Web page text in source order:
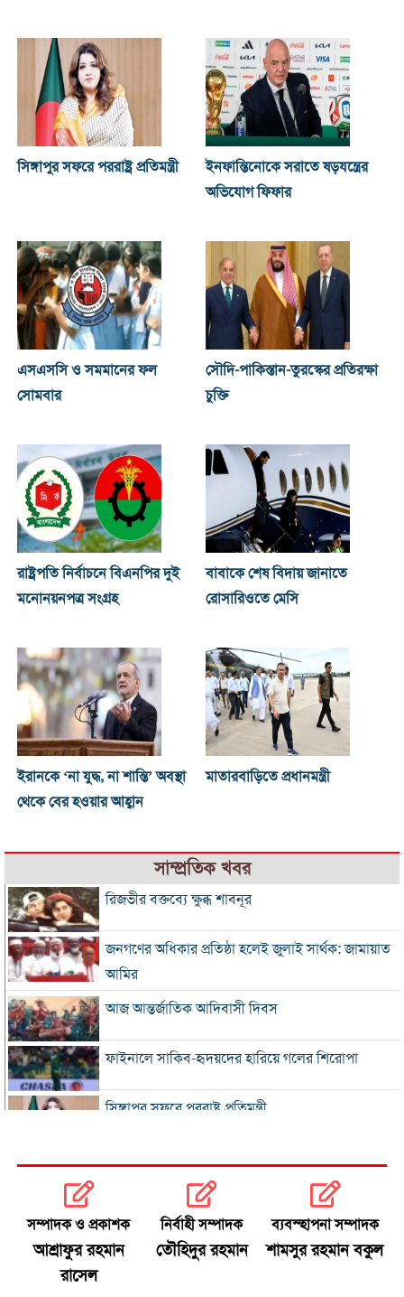
সিঙ্গাপুর সফরে পররাষ্ট্র প্রতিমন্ত্রী
ইনফান্তিনোকে সরাতে ষড়যন্ত্রের
অভিযোগ ফিফার
এসএসসি ও সমমানের ফল
সোমবার
সৌদি-পাকিস্তান-তুরস্কের প্রতিরক্ষা
চুক্তি
রাষ্ট্রপতি নির্বাচনে বিএনপির দুই
মনোনয়নপত্র সংগ্রহ
বাবাকে শেষ বিদায় জানাতে
রোসারিওতে মেসি
ইরানকে ‘না যুদ্ধ, না শান্তি’ অবস্থা
থেকে বের হওয়ার আহ্বান
মাতারবাড়িতে প্রধানমন্ত্রী
সাম্প্রতিক খবর
রিজভীর বক্তব্যে ক্ষুব্ধ শাবনূর
জনগণের অধিকার প্রতিষ্ঠা হলেই জুলাই সার্থক: জামায়াত
আমির
আজ আন্তর্জাতিক আদিবাসী দিবস
ফাইনালে সাকিব-হৃদয়দের হারিয়ে গলের শিরোপা
সিঙ্গাপুর সফরে পররাষ্ট্র প্রতিমন্ত্রী
এসএসসি ও সমমানের ফল সোমবার
সৌদি-পাকিস্তান-তুরস্কের প্রতিরক্ষা চুক্তি
সম্পাদক ও প্রকাশক
আশ্রাফুর রহমান
রাসেল
নির্বাহী সম্পাদক
তৌহিদুর রহমান
ব্যবস্হাপনা সম্পাদক
শামসুর রহমান বকুল